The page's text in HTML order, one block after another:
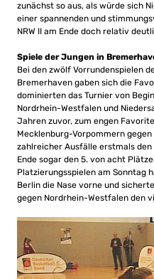
zunächst so aus, als würde sich
einer spannenden und
NRW II am Ende doch relativ
Spiele der Jungen in
Bei den zwölf Vorrundenspielen
Bremerhaven gaben sich die
dominierten das Turnier von
Nordrhein-Westfalen und
Jahren zuvor, zum engen
Mecklenburg-Vorpommern
zahlreicher Ausfälle erstmals den
Ende sogar den 5. von acht
Platzierungsspielen am Sonntag
Berlin die Nase vorne und
gegen Nordrhein-Westfalen den